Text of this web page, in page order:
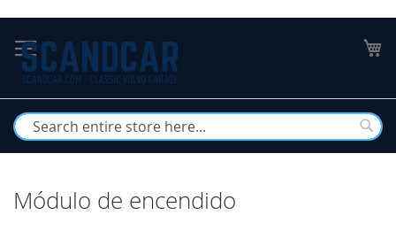
to
Content
Módulo de encendido